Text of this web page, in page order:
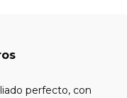
perfecto, con